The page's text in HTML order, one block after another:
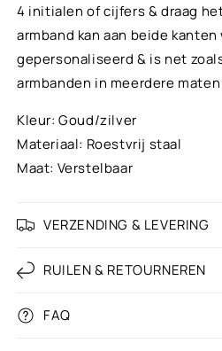
Gold brown
Chocolate brown
Leopard
Mint green
Trendy turquoise & white
Neon yellow
4 initialen of cijfers & draag
armband kan aan beide kanten
gepersonaliseerd & is net
armbanden in meerdere
Kleur: Goud/zilver
Materiaal: Roestvrij staal
Maat: Verstelbaar
VERZENDING & LEVERING
RUILEN & RETOURNEREN
FAQ